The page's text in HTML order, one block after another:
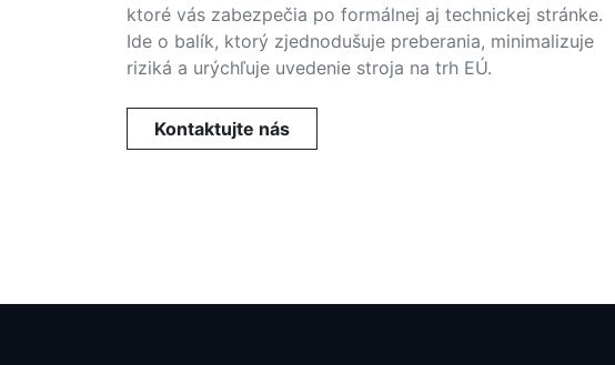
ktoré vás zabezpečia po formálnej aj technickej stránke.
Ide o balík, ktorý zjednodušuje preberania, minimalizuje
riziká a urýchľuje uvedenie stroja na trh EÚ.
Kontaktujte nás